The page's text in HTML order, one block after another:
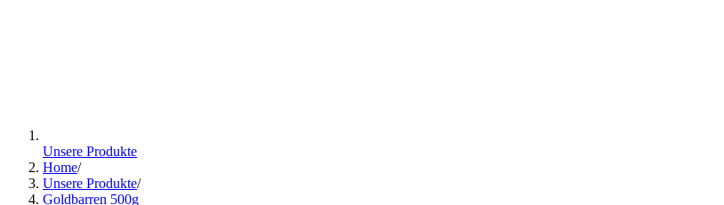
Unsere Produkte
Home/
Unsere Produkte/
Goldbarren 500g